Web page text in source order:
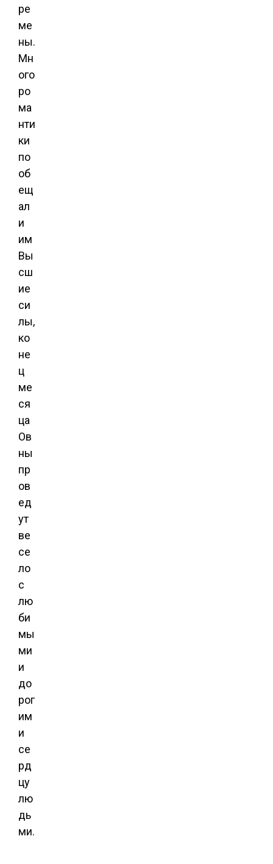
ре
ме
ны.
Мн
ого
ро
ма
нти
ки
по
об
ещ
ал
и
им
Вы
сш
ие
си
лы,
ко
не
ц
ме
ся
ца
Ов
ны
пр
ов
ед
ут
ве
се
ло
с
лю
би
мы
ми
и
до
рог
им
и
се
рд
цу
лю
дь
ми.